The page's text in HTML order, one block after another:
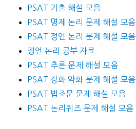
PSAT 기출 해설 모음
PSAT 명제 논리 문제 해설 모음
PSAT 정언 논리 문제 해설 모음
정언 논리 공부 자료
PSAT 추론 문제 해설 모음
PSAT 강화 약화 문제 해설 모음
PSAT 법조문 문제 해설 모음
PSAT 논리퀴즈 문제 해설 모음